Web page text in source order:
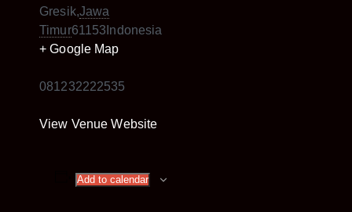
Gresik,Jawa
Timur61153 Indonesia
+ Google Map
081232222535
View Venue Website
Add to calendar